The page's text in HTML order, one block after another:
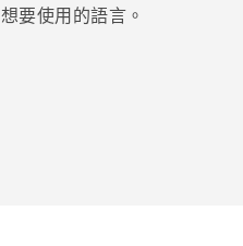
要使用的語言。